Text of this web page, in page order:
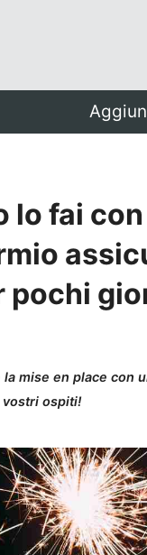
lo fai
pochi
mise en place con
vostri ospiti!